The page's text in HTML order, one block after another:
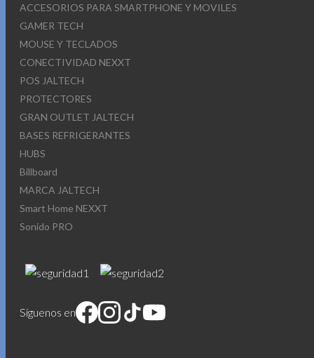
ACCESORIOS PARA SMARTPHONE Y MOVILES
GAMER TECH
MOUSE Y TECLADOS
CONECTIVIDAD NEXXT
POS JALTECH
PROTECTORES
GRAN OUTLET JALTECH
BASES REFRIGERANTES
HUBS
Billboard
MARCA JALTECH
Smart Home NEXXT
Sonido PRO
Síguenos en